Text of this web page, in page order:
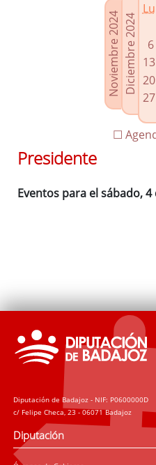
Enlaces
Agenda de Presidencia
Plenos provinciales y Juntas
Oficina de Proyectos Europeos
Noviembre 2024Diciembre 2024
Lu
6
13
20
27
☐
Presidente
Eventos para el sábado,
Diputación de Badajoz - NIF: P0600000D
c/ Felipe Checa, 23 - 06071 Badajoz
Diputación